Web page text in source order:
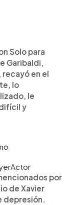
Solo para
Garibaldi,
recayó en el
lo
le
y
por
de Xavier
depresión.